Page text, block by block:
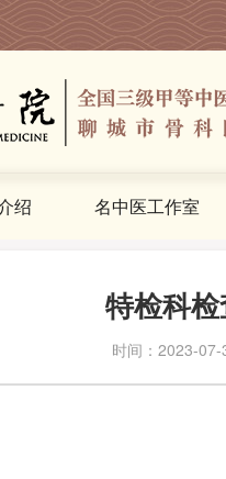
绍 名中医工作室
特检科
时间：2023-07-